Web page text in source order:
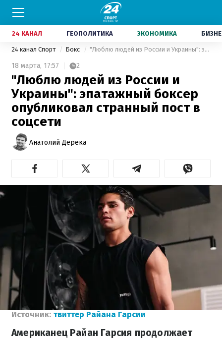
24 КАНАЛ ГЕОПОЛИТИКА ЭКОНОМИКА
24 канал Спорт Бокс "Люблю людей из России и Украины": эпатажный боксер опубликовал странный пост в соцсети
18 марта, 17:57 2
"Люблю людей из России и
Украины": эпатажный боксер
опубликовал странный пост в
соцсети
Анатолий Дерека
Источник: твиттер Райана Гарсии
Американец Райан Гарсия продолжает